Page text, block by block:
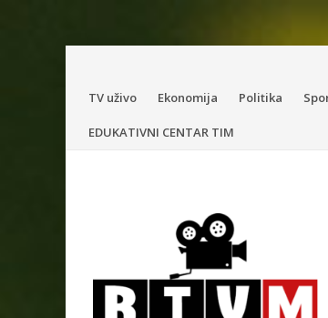
Skip
to
TV uživo Ekonomija Politika
EDUKATIVNI CENTAR TIM